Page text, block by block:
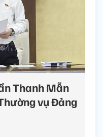
Thanh Mẫn
vụ Đảng